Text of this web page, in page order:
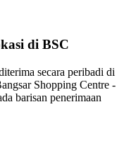
di BSC
secara peribadi di
Shopping Centre -
barisan penerimaan